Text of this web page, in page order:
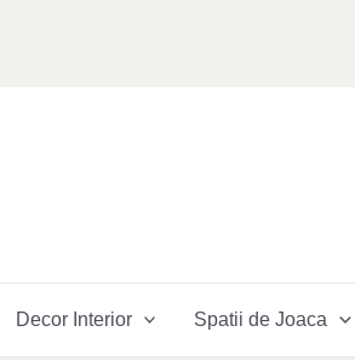
Decor Interior Spatii de Joaca